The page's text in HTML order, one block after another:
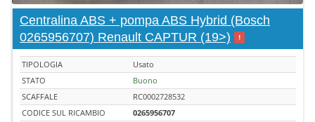
Centralina ABS + pompa ABS Hybrid (Bosch
0265956707) Renault CAPTUR (19>)
!
TIPOLOGIA
Usato
STATO
Buono
SCAFFALE
RC0002728532
CODICE SUL RICAMBIO
0265956707